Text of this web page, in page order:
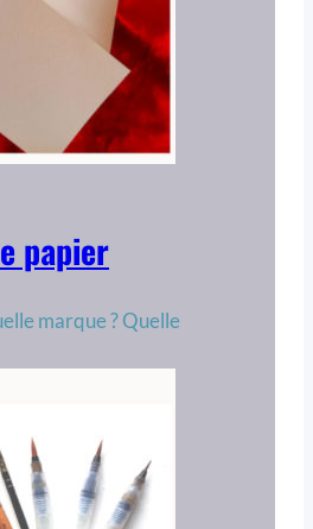
papier
marque ? Quelle